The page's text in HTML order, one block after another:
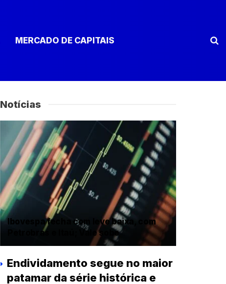
MERCADO DE CAPITAIS
Notícias
Ibovespa fecha com leve baixa, com
Petrobras e Itaú; Vale sobe
Endividamento segue no maior
patamar da série histórica e